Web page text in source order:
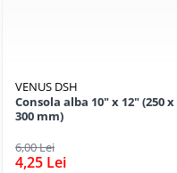
VENUS DSH
Consola alba 10" x 12" (250 x
300 mm)
6,00 Lei
4,25 Lei